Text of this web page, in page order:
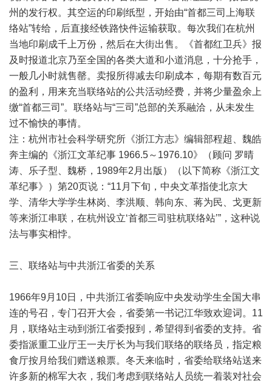
州的发行权。其空运的印刷纸型，开始由“首都三司上海联
络站”转给，后直接经铁路快件运输获取。每次我们在杭州
当地印刷成千上万份，然后在大街出售。《首都红卫兵》报
及时报道北京乃至全国的各类大道和小道消息，十分抢手，
一般几小时就售罄。卖报所得减去印刷成本，每期有数百元
的盈利，用来充当联络站的公共活动经费，并将少量盈余上
缴“首都三司”。联络站与“三司”总部的关系融洽，从未发生
过不愉快的事情。
注：杭州市社会科学研究所《浙江方志》编辑部程超、魏皓
奔主编的《浙江文革纪事 1966.5～1976.10》（顾问 罗晴
涛、乐子型、魏桥，1989年2月出版）（以下简称《浙江文
革纪事》）第20页说：“11月下旬，中央文革指使北京大
学、清华大学学生林岗、李洪顺、韩向东、蒋为民、戈更新
等来浙江串联，在杭州设立‘首都三司驻杭联络站’”，这种说
法与事实相悖。
三、联络站与中共浙江省委的关系
1966年9月10日，中共浙江省委响应中央发动学生全国大串
连的号召，专门召开大会，省委第一书记江华致欢迎词。11
月，联络站主动到浙江省委报到，希望得到省委的支持。省
委指派重工业厅王一夫厅长为与我们联络的联络员，指定粮
食厅按月给我们赠送粮票。冬天来临时，省委给联络站送来
许多新的棉军大衣，我们考虑到联络站人员统一着装对社会